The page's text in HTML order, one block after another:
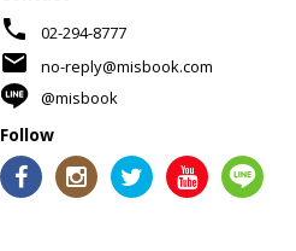
phone 02-294-8777
mail
no-reply@misbook.com
@misbook
Follow